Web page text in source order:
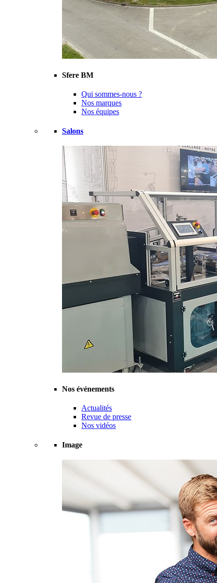
Sfere BM
Qui sommes-nous ?
Nos marques
Nos équipes
Salons
Nos événements
Actualités
Revue de presse
Nos vidéos
Image